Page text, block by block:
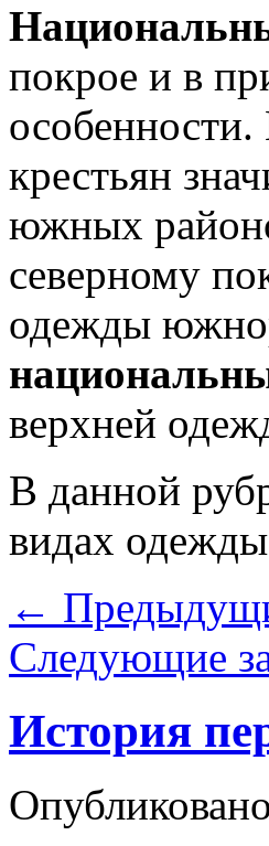
покрое и в
крестьян
южных
северному
одежды
верхней
В данной
видах
←
Следующие
История
Опубликовано